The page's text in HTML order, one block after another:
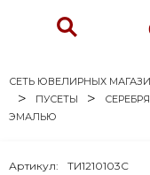
СЕТЬ ЮВЕЛИРНЫХ
ПУСЕТЫ
ЭМАЛЬЮ
Артикул: ТИ1210103С